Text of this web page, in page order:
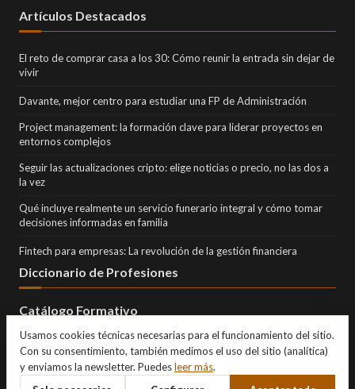
Artículos Destacados
El reto de comprar casa a los 30: Cómo reunir la entrada sin dejar de
vivir
Davante, mejor centro para estudiar una FP de Administración
Project management: la formación clave para liderar proyectos en
entornos complejos
Seguir las actualizaciones cripto: elige noticias o precio, no las dos a
la vez
Qué incluye realmente un servicio funerario integral y cómo tomar
decisiones informadas en familia
Fintech para empresas: La revolución de la gestión financiera
Diccionario de Profesiones
Catálogo Formativo
Usamos cookies técnicas necesarias para el funcionamiento del sitio.
Con su consentimiento, también medimos el uso del sitio (analítica)
y enviamos la newsletter. Puedesleer más.